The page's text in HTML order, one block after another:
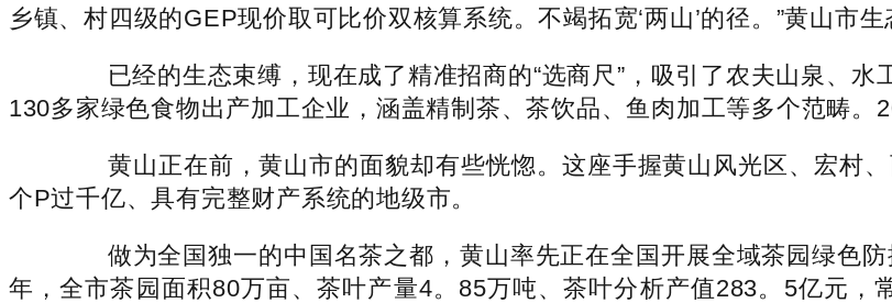
乡镇、村四级的GEP现价取可比价双核算系统。不竭拓宽‘两山’的径。”黄山市生
已经的生态束缚，现在成了精准招商的“选商尺”，吸引了农夫山泉、水
130多家绿色食物出产加工企业，涵盖精制茶、茶饮品、鱼肉加工等多个范畴
黄山正在前，黄山市的面貌却有些恍惚。这座手握黄山风光区、宏村
个P过千亿、具有完整财产系统的地级市。
做为全国独一的中国名茶之都，黄山率先正在全国开展全域茶园绿色防
年，全市茶园面积80万亩、茶叶产量4。85万吨、茶叶分析产值283。5亿元